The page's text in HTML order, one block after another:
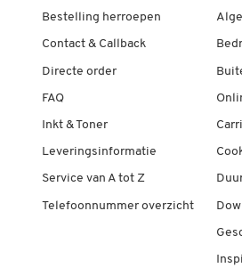
Bestelling herroepen
Contact & Callback
Directe order
FAQ
Inkt & Toner
Leveringsinformatie
Service van A tot Z
Telefoonnummer overzicht